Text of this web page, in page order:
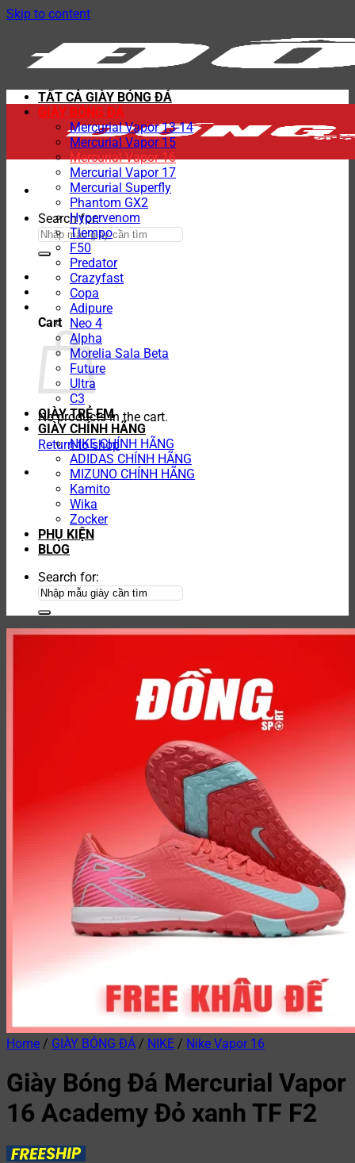
Skip to content
Search for:
Cart
No products in the cart.
Return to shop
TẤT CẢ GIÀY BÓNG ĐÁ
GIÀY BÓNG ĐÁ
Mercurial Vapor 13-14
Mercurial Vapor 15
Mercurial Vapor 16
Mercurial Vapor 17
Mercurial Superfly
Phantom GX2
Hypervenom
Tiempo
F50
Predator
Crazyfast
Copa
Adipure
Neo 4
Alpha
Morelia Sala Beta
Future
Ultra
C3
GIÀY TRẺ EM
GIÀY CHÍNH HÃNG
NIKE CHÍNH HÃNG
ADIDAS CHÍNH HÃNG
MIZUNO CHÍNH HÃNG
Kamito
Wika
Zocker
PHỤ KIỆN
BLOG
Search for:
Home / GIÀY BÓNG ĐÁ / NIKE / Nike Vapor 16
Giày Bóng Đá Mercurial Vapor
16 Academy Đỏ xanh TF F2